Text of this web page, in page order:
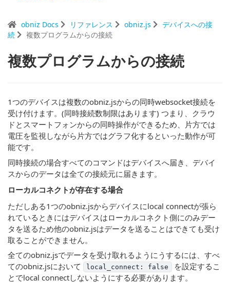
obniz Docs リファレンス obniz.js
デバイスへの接
続
複数プログラムからの接続
複数プログラムからの接続
1つのデバイスは複数のobniz.jsからの同時websocket接続を
受け付けます。(同時接続数制限はあります) つまり、クラウ
ドとスマートフォンからの同時操作ができるため、片方では
電圧を監視しながら片方ではグラフ化するといった動作が可
能です。
同時接続の場合すべてのコマンドはデバイスへ届き、デバイ
スからのデータは全ての接続元に届きます。
ローカルコネクトが存在する場合
ただしある1つのobniz.jsからデバイスにlocal connectが張ら
れているときにはデバイスはローカルコネクト側にのみデー
タを送るため他のobniz.jsはデータを送ることはできても受け
取ることができません。
全てのobniz.jsでデータを受け取れるようにうするには、すべ
てのobniz.jsにおいて
local_connect: false を設定するこ
とでlocal connectしないようにする必要があります。